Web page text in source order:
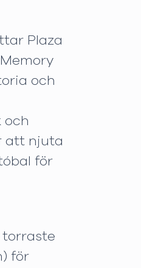
Plaza
och
och
att njuta
för
torraste
för